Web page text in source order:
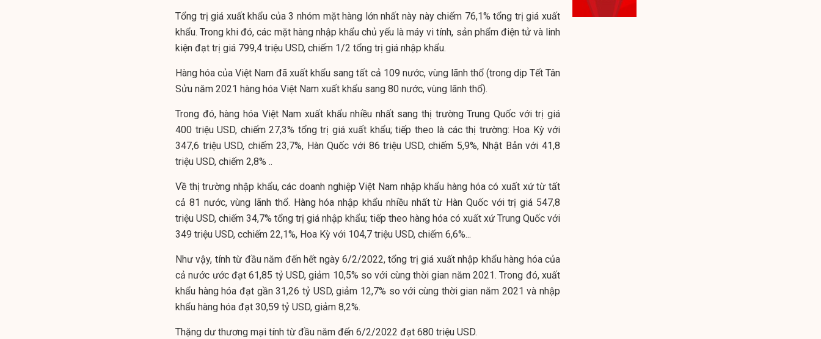
Tổng trị giá xuất khẩu của 3 nhóm mặt hàng lớn nhất này này chiếm 76,1% tổng trị giá xuất
khẩu. Trong khi đó, các mặt hàng nhập khẩu chủ yếu là máy vi tính, sản phẩm điện tử và linh
kiện đạt trị giá 799,4 triệu USD, chiếm 1/2 tổng trị giá nhập khẩu.
Hàng hóa của Việt Nam đã xuất khẩu sang tất cả 109 nước, vùng lãnh thổ (trong dịp Tết Tân
Sửu năm 2021 hàng hóa Việt Nam xuất khẩu sang 80 nước, vùng lãnh thổ).
Trong đó, hàng hóa Việt Nam xuất khẩu nhiều nhất sang thị trường Trung Quốc với trị giá
400 triệu USD, chiếm 27,3% tổng trị giá xuất khẩu; tiếp theo là các thị trường: Hoa Kỳ với
347,6 triệu USD, chiếm 23,7%, Hàn Quốc với 86 triệu USD, chiếm 5,9%, Nhật Bản với 41,8
triệu USD, chiếm 2,8% ..
Về thị trường nhập khẩu, các doanh nghiệp Việt Nam nhập khẩu hàng hóa có xuất xứ từ tất
cả 81 nước, vùng lãnh thổ. Hàng hóa nhập khẩu nhiều nhất từ Hàn Quốc với trị giá 547,8
triệu USD, chiếm 34,7% tổng trị giá nhập khẩu; tiếp theo hàng hóa có xuất xứ Trung Quốc với
349 triệu USD, cchiếm 22,1%, Hoa Kỳ với 104,7 triệu USD, chiếm 6,6%...
Như vậy, tính từ đầu năm đến hết ngày 6/2/2022, tổng trị giá xuất nhập khẩu hàng hóa của
cả nước ước đạt 61,85 tỷ USD, giảm 10,5% so với cùng thời gian năm 2021. Trong đó, xuất
khẩu hàng hóa đạt gần 31,26 tỷ USD, giảm 12,7% so với cùng thời gian năm 2021 và nhập
khẩu hàng hóa đạt 30,59 tỷ USD, giảm 8,2%.
Thặng dư thương mại tính từ đầu năm đến 6/2/2022 đạt 680 triệu USD.